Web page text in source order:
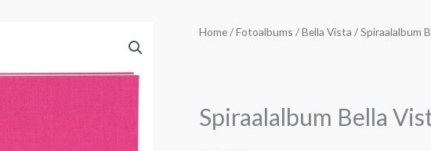
Home/Fotoalbums /Bella Vista / Spiraalalbum
Spiraalalbum Bella